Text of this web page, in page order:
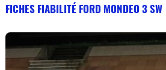
FICHES FIABILITÉ FORD MONDEO 3 SW